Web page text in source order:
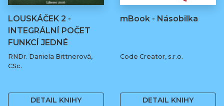
LOUSKÁČEK 2 -
INTEGRÁLNÍ POČET
FUNKCÍ JEDNÉ
REÁLNÉ…
RNDr. Daniela Bittnerová,
CSc.
DETAIL KNIHY
mBook - Násobilka
Code Creator, s.r.o.
DETAIL KNIHY